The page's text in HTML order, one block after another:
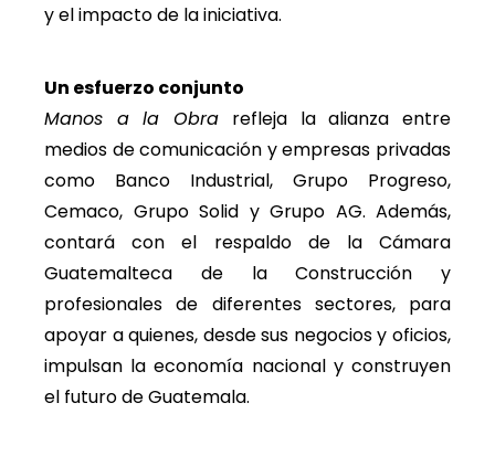
y el impacto de la iniciativa.
Un esfuerzo conjunto
Manos a la Obra refleja la alianza entre
medios de comunicación y empresas privadas
como Banco Industrial, Grupo Progreso,
Cemaco, Grupo Solid y Grupo AG. Además,
contará con el respaldo de la Cámara
Guatemalteca de la Construcción y
profesionales de diferentes sectores, para
apoyar a quienes, desde sus negocios y oficios,
impulsan la economía nacional y construyen
el futuro de Guatemala.